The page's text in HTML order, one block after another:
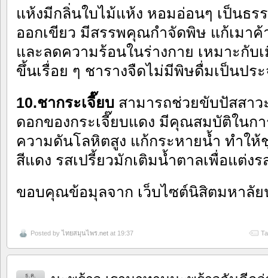
แห้งมีกลิ่นใบไม้แห้ง หอมอ่อนๆ เป็นธร
ออกเขียว มีสรรพคุณกำจัดพิษ แก้เมาค้
และลดความร้อนในร่างกาย เหมาะกั
ขึ้นเรื่อย ๆ ชารางจืดไม่มีพิษดื่มเป็นปร
10.ชากระเจี๊ยบ สามารถช่วยขับปัสสาว
ดอกของกระเจี๊ยบแดง มีคุณสมบัติในก
ความดันโลหิตสูง แก้กระหายน้ำ ทำใ
สีแดง รสเปรี้ยวมักเติมน้ำตาลเพื่อแต่งร
ขอบคุณข้อมุลจาก เว็บไซต์นิสิตมหาลัย
Posted byไทยสมุนไพร.net at 19:37
ธ.ค.